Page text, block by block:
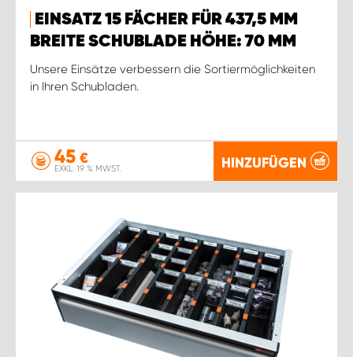
EINSATZ 15 FÄCHER FÜR 437,5 MM
BREITE SCHUBLADE HÖHE: 70 MM
Unsere Einsätze verbessern die Sortiermöglichkeiten
in Ihren Schubladen.
45 €
EXKL. 19 % MWST. HINZUFÜGEN